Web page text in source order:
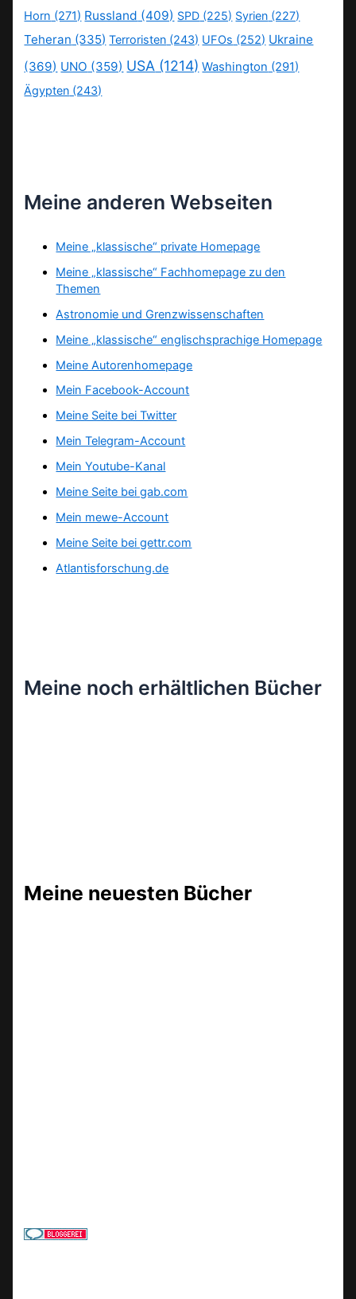
Horn (271) Russland (409) SPD (225) Syrien (227)
Teheran (335) Terroristen (243) UFOs (252) Ukraine
(369) UNO (359) USA (1214) Washington (291)
Ägypten (243)
Meine anderen Webseiten
Meine „klassische“ private Homepage
Meine „klassische“ Fachhomepage zu den
Themen
Astronomie und Grenzwissenschaften
Meine „klassische“ englischsprachige Homepage
Meine Autorenhomepage
Mein Facebook-Account
Meine Seite bei Twitter
Mein Telegram-Account
Mein Youtube-Kanal
Meine Seite bei gab.com
Mein mewe-Account
Meine Seite bei gettr.com
Atlantisforschung.de
Meine noch erhältlichen Bücher
Meine neuesten Bücher